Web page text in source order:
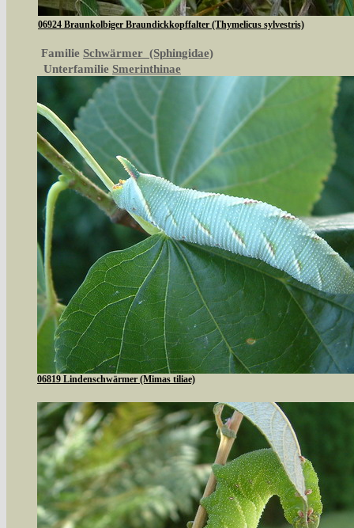
06924 Braunkolbiger Braundickkopffalter (Thymelicus sylvestris)
Familie Schwärmer (Sphingidae)
Unterfamilie Smerinthinae
06819 Lindenschwärmer (Mimas tiliae)